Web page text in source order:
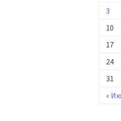
«
3
10
17
24
31